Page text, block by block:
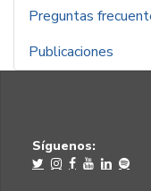
Preguntas
Publicaciones
Síguenos: